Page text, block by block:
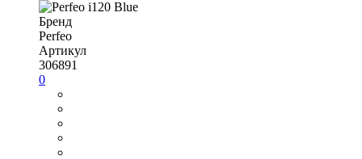
Бренд
Perfeo
Артикул
306891
0